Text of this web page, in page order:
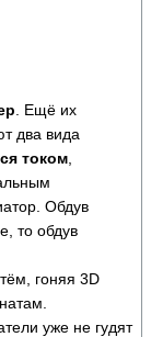
. Ещё их
два вида
током
Обдув
то обдув
гоняя 3D
уже не гудят